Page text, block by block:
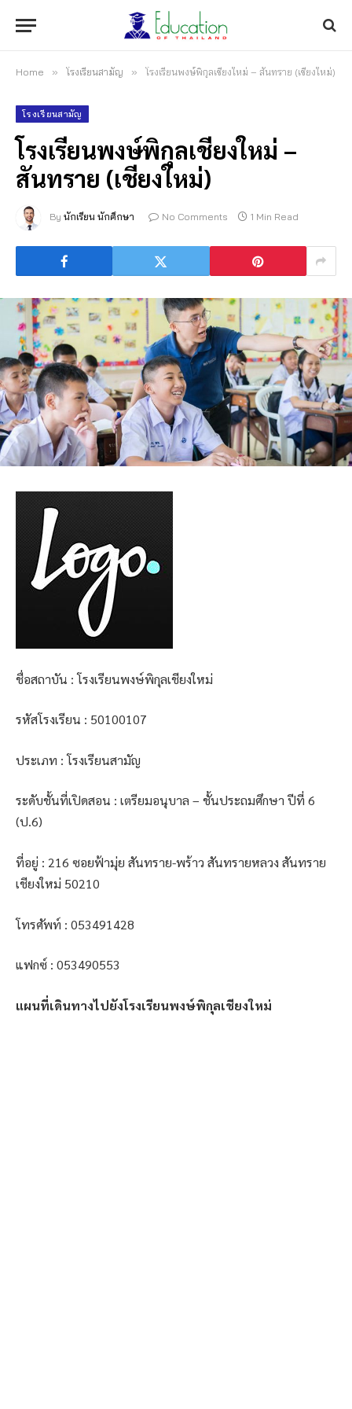
Home » โรงเรียนสามัญ » โรงเรียนพงษ์พิกุลเชียงใหม่ – สันทราย (เชียงใหม่)
โรงเรียนสามัญ
โรงเรียนพงษ์พิกุลเชียงใหม่ –
สันทราย (เชียงใหม่)
By นักเรียน นักศึกษา No Comments 1 Min Read
ชื่อสถาบัน : โรงเรียนพงษ์พิกุลเชียงใหม่
รหัสโรงเรียน : 50100107
ประเภท : โรงเรียนสามัญ
ระดับชั้นที่เปิดสอน : เตรียมอนุบาล – ชั้นประถมศึกษา ปีที่ 6
(ป.6)
ที่อยู่ : 216 ซอยฟ้ามุ่ย สันทราย-พร้าว สันทรายหลวง สันทราย
เชียงใหม่ 50210
โทรศัพท์ : 053491428
แฟกซ์ : 053490553
แผนที่เดินทางไปยังโรงเรียนพงษ์พิกุลเชียงใหม่